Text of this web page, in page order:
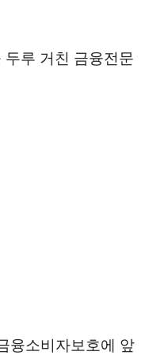
루 거친 금융전문
융소비자보호에 앞